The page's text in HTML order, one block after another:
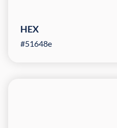
HEX
#51648e